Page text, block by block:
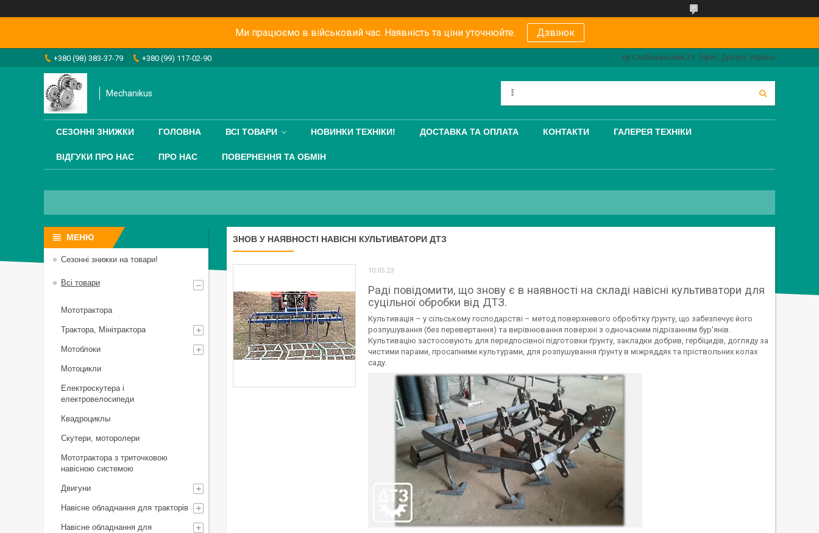
Ми працюємо в військовий час. Наявність та ціни уточнюйте. Дзвінок
+380 (98) 383-37-79 +380 (99) 117-02-90 пр.Слобожанский,29. Офис, Дніпро, Україна
Mechanikus
СЕЗОННІ ЗНИЖКИ ГОЛОВНА ВСІ ТОВАРИ НОВИНКИ ТЕХНІКИ! ДОСТАВКА ТА ОПЛАТА КОНТАКТИ ГАЛЕРЕЯ ТЕХНІКИ
ВІДГУКИ ПРО НАС ПРО НАС ПОВЕРНЕННЯ ТА ОБМІН
ЗНОВ У НАЯВНОСТІ НАВІСНІ КУЛЬТИВАТОРИ ДТЗ
10.05.23
Раді повідомити, що знову є в наявності на складі навісні культиватори для
суцільної обробки від ДТЗ.
Культивація – у сільському господарстві – метод поверхневого обробітку ґрунту, що забезпечує його
розпушування (без перевертання) та вирівнювання поверхні з одночасним підрізанням бур'янів.
Культивацію застосовують для передпосівної підготовки ґрунту, закладки добрив, гербіцидів, догляду за
чистими парами, просапними культурами, для розпушування ґрунту в міжряддях та пріствольних колах
саду.
Сезонні знижки на товари!
Всі товари
Мототрактора
Трактора, Мінітрактора
Мотоблоки
Мотоцикли
Електроскутера і
електровелосипеди
Квадроциклы
Скутери, моторолери
Мототрактора з триточковою
навісною системою
Двигуни
Навісне обладнання для тракторів
Навісне обладнання для